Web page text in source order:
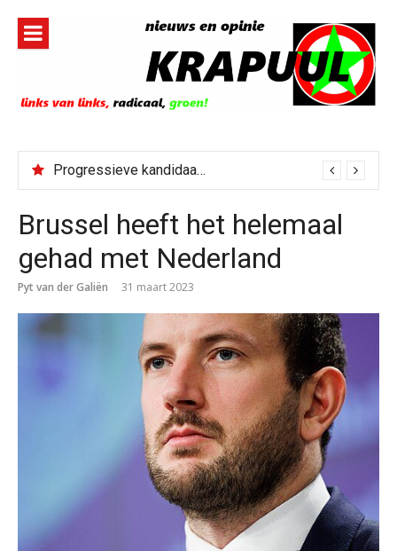
inhoud
Progressieve kandidaat El-Sayed senaatskandidaat Michigan
Brussel heeft het helemaal
gehad met Nederland
Pyt van der Galiën 31 maart 2023